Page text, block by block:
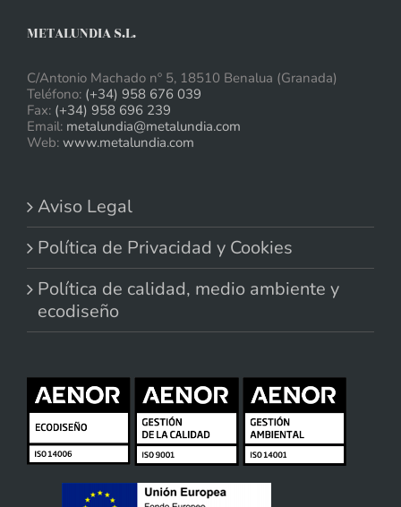
METALUNDIA S.L.
C/Antonio Machado nº 5, 18510 Benalua (Granada)
Teléfono: (+34) 958 676 039
Fax: (+34) 958 696 239
Email: metalundia@metalundia.com
Web: www.metalundia.com
Aviso Legal
Política de Privacidad y Cookies
Política de calidad, medio ambiente y
ecodiseño